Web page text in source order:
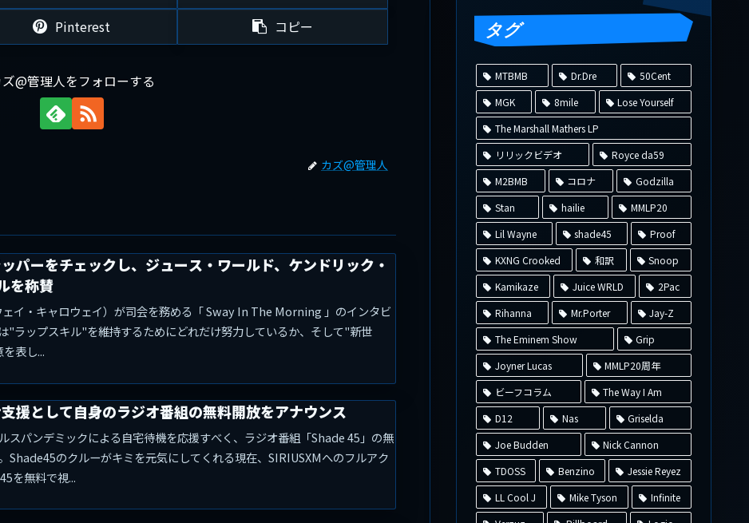
Pinterest コピー
ズ@管理人をフォローする
カズ@管理人
パーをチェックし、ジュース・ワールド、ケンドリック・
を称賛
イ・キャロウェイ）が司会を務める「 Sway In The Morning 」のインタビ
"ラップスキル"を維持するためにどれだけ努力しているか、そして"新世
表し...
援として自身のラジオ番組の無料開放をアナウンス
スパンデミックによる自宅待機を応援すべく、ラジオ番組「Shade 45」の無
Shade45のクルーがキミを元気にしてくれる現在、SIRIUSXMへのフルアク
を無料で視...
タグ
MTBMB Dr.Dre
50Cent
MGK
8mile
Lose Yourself
The Marshall Mathers LP
リリックビデオ
Royce da59
M2BMB
コロナ
Godzilla
Stan
hailie
MMLP20
Lil Wayne
shade45
Proof
KXNG Crooked
和訳
Snoop
Kamikaze
Juice WRLD
2Pac
Rihanna
Mr.Porter
Jay-Z
The Eminem Show
Grip
Joyner Lucas
MMLP20周年
ビーフコラム
The Way I Am
D12
Nas
Griselda
Joe Budden
Nick Cannon
TDOSS
Benzino
Jessie Reyez
LL Cool J
Mike Tyson
Infinite